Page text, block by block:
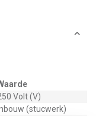
Volt (V)
(stucwerk)